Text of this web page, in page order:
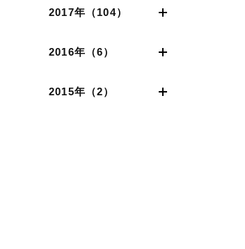
2017年（104）
2016年（6）
2015年（2）